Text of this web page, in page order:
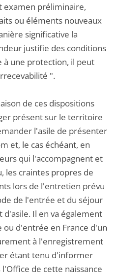
examen préliminaire,
ou éléments nouveaux
significative la
justifie des conditions
une protection, il peut
".
de ces dispositions
présent sur le territoire
l'asile de présenter
et, le cas échéant, en
qui l'accompagnent et
les craintes propres de
lors de l'entretien prévu
de l'entrée et du séjour
Il en va également
ou d'entrée en France d'un
à l'enregistrement
étant tenu d'informer
de cette naissance